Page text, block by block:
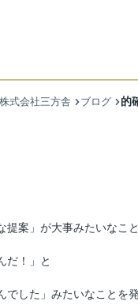
式会社三方舎 ブログ 的
案」が大事みたいなこ
だ！」と
した」みたいなことを